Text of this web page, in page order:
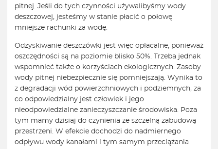
pitnej. Jeśli do tych czynności używalibyśmy wody
deszczowej, jesteśmy w stanie płacić o połowę
mniejsze rachunki za wodę.
Odzyskiwanie deszczówki jest więc opłacalne, ponieważ
oszczędności są na poziomie blisko 50%. Trzeba jednak
wspomnieć także o korzyściach ekologicznych. Zasoby
wody pitnej niebezpiecznie się pomniejszają. Wynika to
z degradacji wód powierzchniowych i podziemnych, za
co odpowiedzialny jest człowiek i jego
nieodpowiedzialne zanieczyszczanie środowiska. Poza
tym mamy dzisiaj do czynienia ze szczelną zabudową
przestrzeni. W efekcie dochodzi do nadmiernego
odpływu wody kanałami i tym samym przeciążania